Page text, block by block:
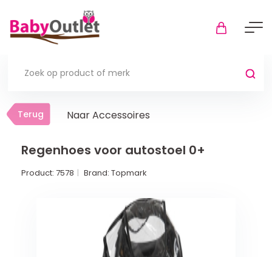
Terug
Thuis
In de box
Boxmatrassen en hoeslakens
Terug Naar Accessoires
Regenhoes voor autostoel 0+
Product: 7578 Brand: Topmark